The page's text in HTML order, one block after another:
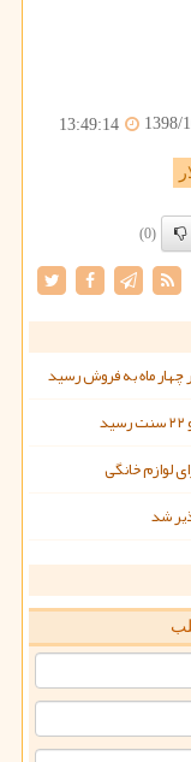
1398/
13:49:14
(0)
لوازم خانگی
شد